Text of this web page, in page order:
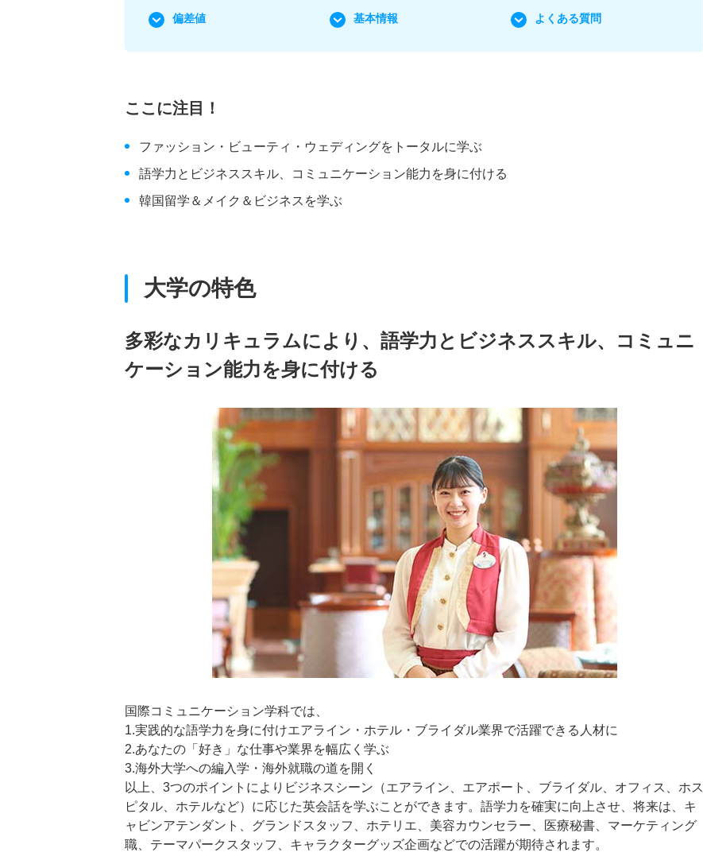
偏差値 基本情報 よくある質問
ここに注目！
ファッション・ビューティ・ウェディングをトータルに学ぶ
語学力とビジネススキル、コミュニケーション能力を身に付ける
韓国留学＆メイク＆ビジネスを学ぶ
大学の特色
多彩なカリキュラムにより、語学力とビジネススキル、コミュニ
ケーション能力を身に付ける
国際コミュニケーション学科では、
1.実践的な語学力を身に付けエアライン・ホテル・ブライダル業界で活躍できる人材に
2.あなたの「好き」な仕事や業界を幅広く学ぶ
3.海外大学への編入学・海外就職の道を開く
以上、3つのポイントによりビジネスシーン（エアライン、エアポート、ブライダル、オフィス、ホス
ピタル、ホテルなど）に応じた英会話を学ぶことができます。語学力を確実に向上させ、将来は、キ
ャビンアテンダント、グランドスタッフ、ホテリエ、美容カウンセラー、医療秘書、マーケティング
職、テーマパークスタッフ、キャラクターグッズ企画などでの活躍が期待されます。